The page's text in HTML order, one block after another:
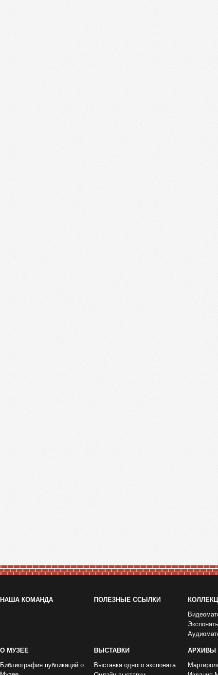
НАША КОМАНДА ПОЛЕЗНЫЕ ССЫЛКИ
О МУЗЕЕ
Библиография публикаций о
ВЫСТАВКИ
Выставка одного экспоната
АРХИВЫ